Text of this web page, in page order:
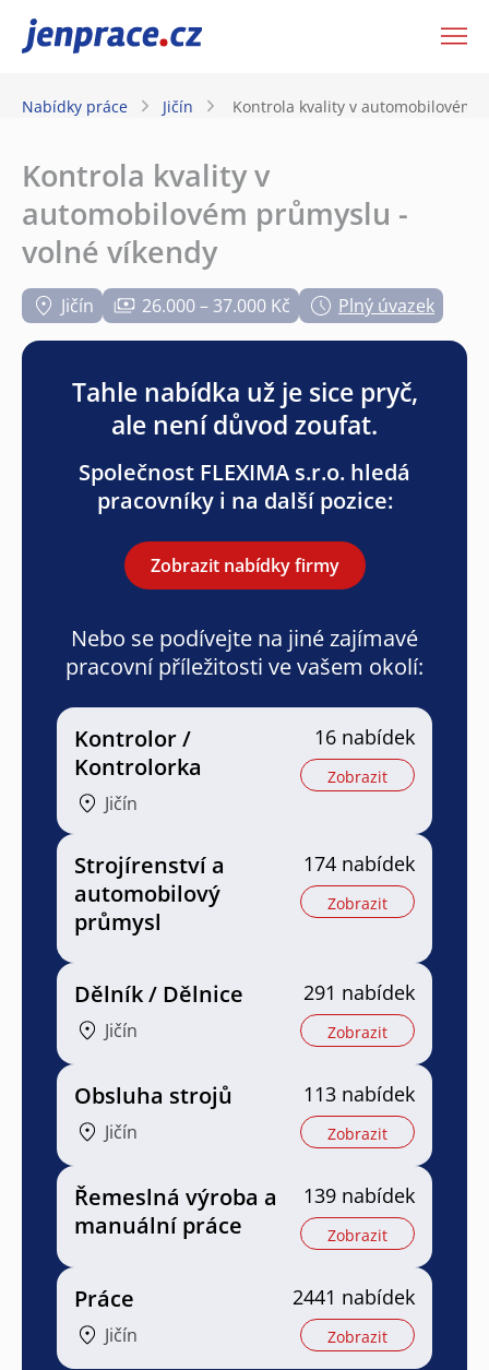
JenPráce.cz
Nabídky práce Jičín Kontrola kvality v automobilovém
Kontrola kvality v
automobilovém průmyslu -
volné víkendy
Jičín 26.000 – 37.000 Kč Plný úvazek
Tahle nabídka už je sice pryč,
ale není důvod zoufat.
Společnost FLEXIMA s.r.o. hledá
pracovníky i na další pozice:
Zobrazit nabídky firmy
Nebo se podívejte na jiné zajímavé
pracovní příležitosti ve vašem okolí:
Kontrolor /
Kontrolorka
Jičín
16 nabídek
Zobrazit
Strojírenství a
automobilový
průmysl
174 nabídek
Zobrazit
Dělník / Dělnice
Jičín
291 nabídek
Zobrazit
Obsluha strojů
Jičín
113 nabídek
Zobrazit
Řemeslná výroba a
manuální práce
139 nabídek
Zobrazit
Práce
Jičín
2441 nabídek
Zobrazit